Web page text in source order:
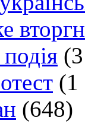
(1
(648)